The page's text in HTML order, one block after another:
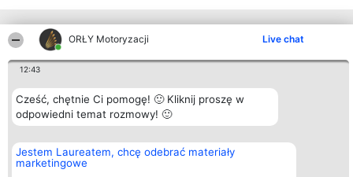
ORŁY Motoryzacji Live chat
12:43
Cześć, chętnie Ci pomogę! 🙂 Kliknij proszę w
odpowiedni temat rozmowy! 🙂
Jestem Laureatem, chcę odebrać materiały
marketingowe
Inne firmy z województwa
Organizator plebiscytu
Bright Side Solutions sp. z o.
o. sp. k.
ul. Ruska 22
KRS 0000749100 | Regon
381313360 | NIP 8943132676
+48 508 492 400
Plebiscyt
Laureaci
Lista
wszystkich
Zasady
Regulamin
Kontakt
Kontakt